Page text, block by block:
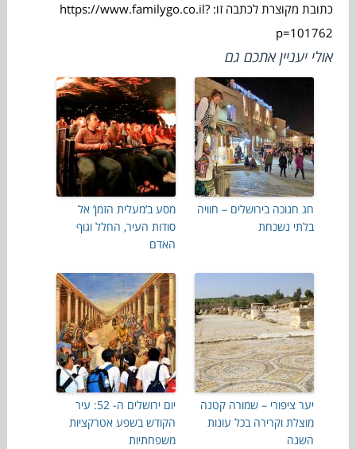
כתובת מקוצרת לכתבה זו: https://www.familygo.co.il?
p=101762
אולי יעניין אתכם גם
חג חנוכה בירושלים – חוויה
בלתי נשכחת
מסע ב’מעלית הזמן’ אל
סודות העיר, החלל וגוף
האדם
יער ציפורי – שמורה קטנה
מוצלת וקרירה בכל עונות
השנה
יום ירושלים ה- 52: עיר
הקודש בשפע אטרקציות
משפחתיות